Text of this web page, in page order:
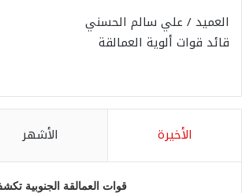
العميد / علي سالم الحسني
قائد قوات ألوية العمالقة
الأخيرة الأشهر
قوات العمالقة الجنوبية